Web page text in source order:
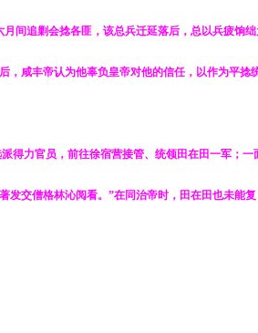
间追剿会捻各匪，该总兵迁延落后，总以兵疲饷
，咸丰帝认为他辜负皇帝对他的信任，以作为平捻
得力官员，前往徐宿营接管、统领田在田一军；一
发交僧格林沁阅看。”在同治帝时，田在田也未能复